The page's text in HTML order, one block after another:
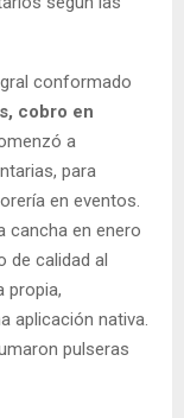
conformado
cobro en
a
para
en eventos.
cancha en enero
de calidad al
propia,
aplicación nativa.
pulseras